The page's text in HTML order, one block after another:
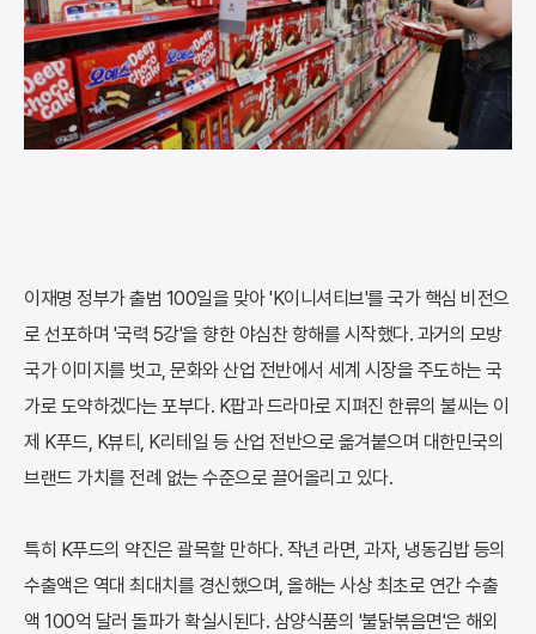
이재명 정부가 출범 100일을 맞아 'K이니셔티브'를 국가 핵심 비전으
로 선포하며 '국력 5강'을 향한 야심찬 항해를 시작했다. 과거의 모방
국가 이미지를 벗고, 문화와 산업 전반에서 세계 시장을 주도하는 국
가로 도약하겠다는 포부다. K팝과 드라마로 지펴진 한류의 불씨는 이
제 K푸드, K뷰티, K리테일 등 산업 전반으로 옮겨붙으며 대한민국의
브랜드 가치를 전례 없는 수준으로 끌어올리고 있다.
특히 K푸드의 약진은 괄목할 만하다. 작년 라면, 과자, 냉동김밥 등의
수출액은 역대 최대치를 경신했으며, 올해는 사상 최초로 연간 수출
액 100억 달러 돌파가 확실시된다. 삼양식품의 '불닭볶음면'은 해외